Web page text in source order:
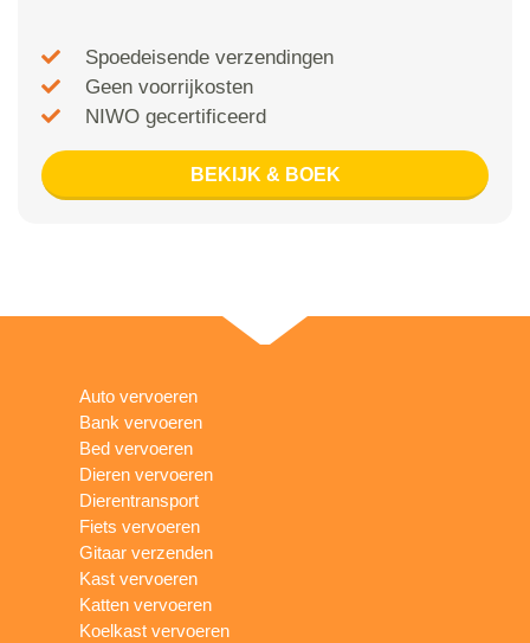
Spoedeisende verzendingen
Geen voorrijkosten
NIWO gecertificeerd
BEKIJK & BOEK
Auto vervoeren
Bank vervoeren
Bed vervoeren
Dieren vervoeren
Dierentransport
Fiets vervoeren
Gitaar verzenden
Kast vervoeren
Katten vervoeren
Koelkast vervoeren